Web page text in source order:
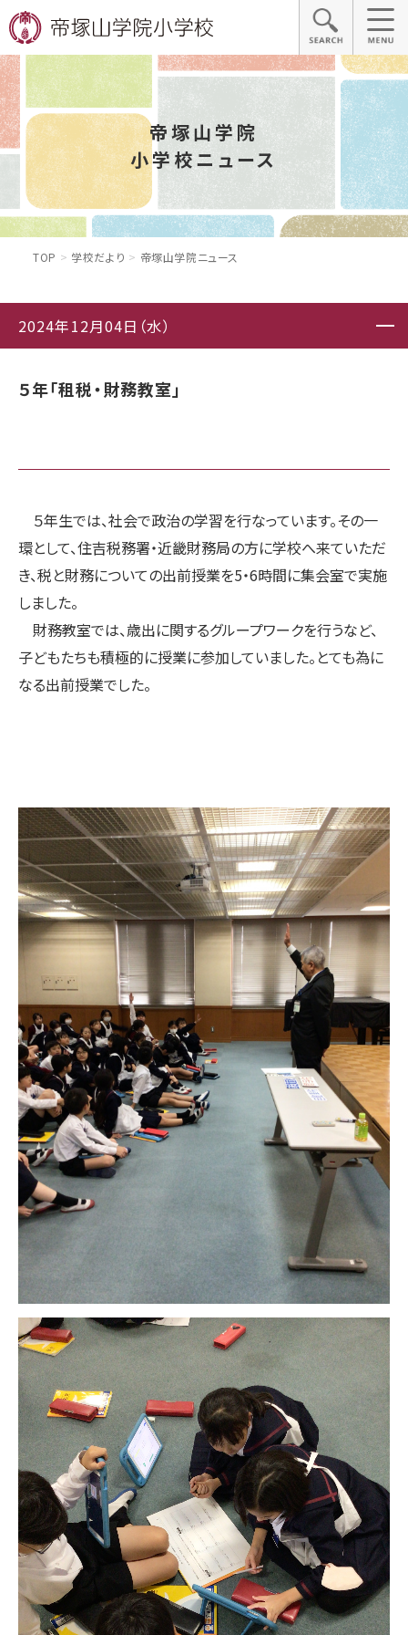
帝塚山学院
小学校ニュース
TOP 学校だより 帝塚山学院ニュース
2024年12月04日（水）
５年「租税・財務教室」
５年生では、社会で政治の学習を行なっています。その一
環として、住吉税務署・近畿財務局の方に学校へ来ていただ
き、税と財務についての出前授業を5・6時間に集会室で実施
しました。
財務教室では、歳出に関するグループワークを行うなど、
子どもたちも積極的に授業に参加していました。とても為に
なる出前授業でした。